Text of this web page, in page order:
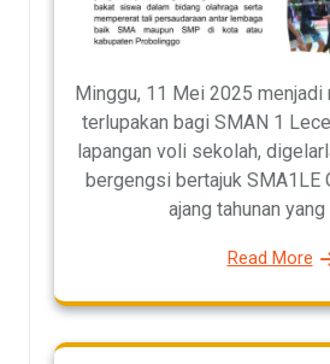
Minggu, 11 Mei 2025 menjadi
terlupakan bagi SMAN 1
lapangan voli sekolah,
bergengsi bertajuk SMA1LE
ajang tahunan
Read More